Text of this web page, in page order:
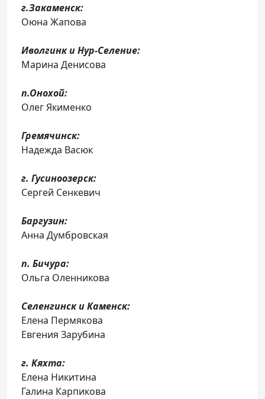
г.Закаменск:
Оюна Жапова
Иволгинк и Нур-Селение:
Марина Денисова
п.Онохой:
Олег Якименко
Гремячинск:
Надежда Васюк
г. Гусиноозерск:
Сергей Сенкевич
Баргузин:
Анна Думбровская
п. Бичура:
Ольга Оленникова
Селенгинск и Каменск:
Елена Пермякова
Евгения Зарубина
г. Кяхта:
Елена Никитина
Галина Карпикова